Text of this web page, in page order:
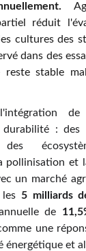
réduit
cultures des
dans des
reste stable
de
: des
pollinisation et
un marché
5 milliards
de
une
énergétique et